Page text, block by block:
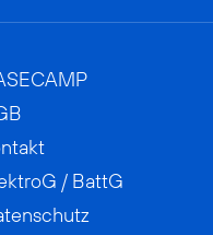
/ BattG